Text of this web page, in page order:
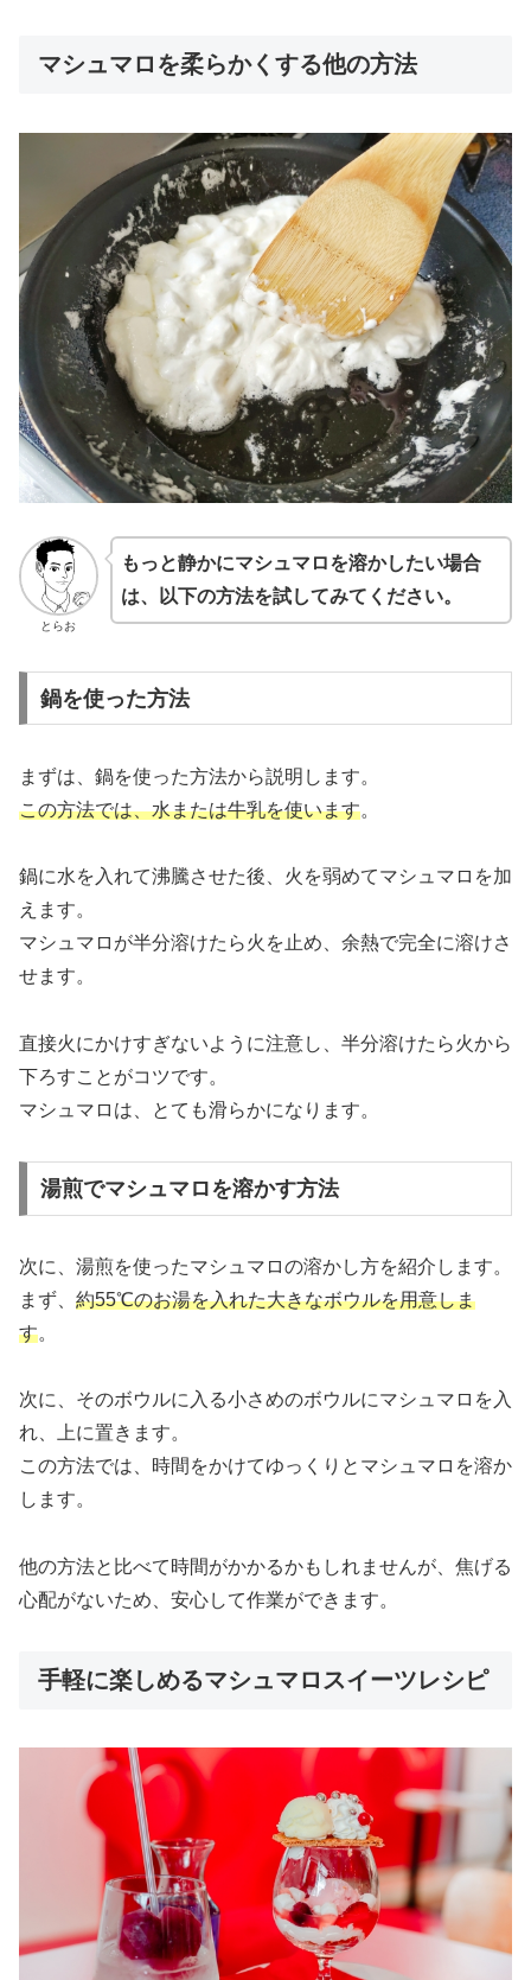
マシュマロを柔らかくする他の方法
とらお
もっと静かにマシュマロを溶かしたい場合
は、以下の方法を試してみてください。
鍋を使った方法
まずは、鍋を使った方法から説明します。
この方法では、水または牛乳を使います。
鍋に水を入れて沸騰させた後、火を弱めてマシュマロを加
えます。
マシュマロが半分溶けたら火を止め、余熱で完全に溶けさ
せます。
直接火にかけすぎないように注意し、半分溶けたら火から
下ろすことがコツです。
マシュマロは、とても滑らかになります。
湯煎でマシュマロを溶かす方法
次に、湯煎を使ったマシュマロの溶かし方を紹介します。
まず、 約55℃のお湯を入れた大きなボウルを用意しま
す。
次に、そのボウルに入る小さめのボウルにマシュマロを入
れ、上に置きます。
この方法では、時間をかけてゆっくりとマシュマロを溶か
します。
他の方法と比べて時間がかかるかもしれませんが、焦げる
心配がないため、安心して作業ができます。
手軽に楽しめるマシュマロスイーツレシピ